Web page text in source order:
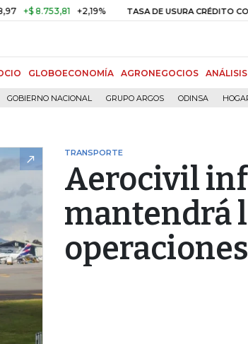
+2,19% TASA DE USURA CRÉDITO CONSUMO
GLOBOECONOMÍA AGRONEGOCIOS ANÁLISIS
GOBIERNO NACIONAL GRUPO ARGOS ODINSA
TRANSPORTE
Aerocivil
mantendrá